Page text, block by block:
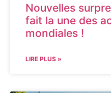
Nouvelles
fait la une des
mondiales !
LIRE PLUS »